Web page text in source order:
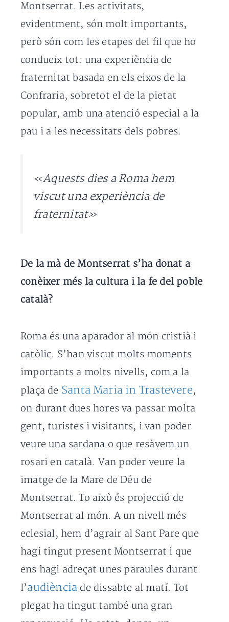
Montserrat. Les activitats,
evidentment, són molt importants,
però són com les etapes del fil que ho
condueix tot: una experiència de
fraternitat basada en els eixos de la
Confraria, sobretot el de la pietat
popular, amb una atenció especial a la
pau i a les necessitats dels pobres.
«Aquests dies a Roma hem
viscut una experiència de
fraternitat»
De la mà de Montserrat s’ha donat a
conèixer més la cultura i la fe del poble
català?
Roma és una aparador al món cristià i
catòlic. S’han viscut molts moments
importants a molts nivells, com a la
plaça de Santa Maria in Trastevere,
on durant dues hores va passar molta
gent, turistes i visitants, i van poder
veure una sardana o que resàvem un
rosari en català. Van poder veure la
imatge de la Mare de Déu de
Montserrat. To això és projecció de
Montserrat al món. A un nivell més
eclesial, hem d’agrair al Sant Pare que
hagi tingut present Montserrat i que
ens hagi adreçat unes paraules durant
l’audiència de dissabte al matí. Tot
plegat ha tingut també una gran